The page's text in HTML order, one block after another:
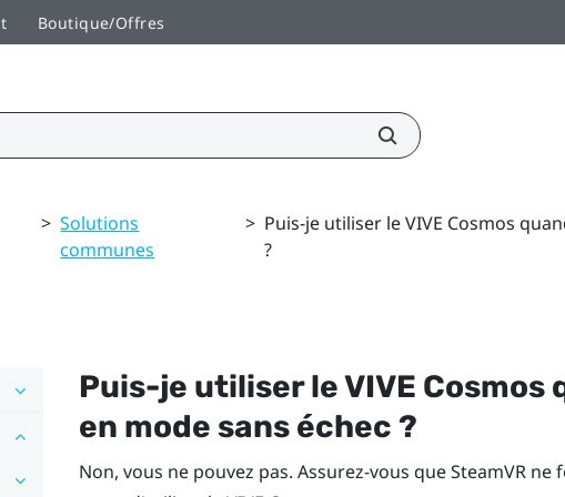
Boutique/Offres
> Solutions
communes
> Puis-je utiliser le VIVE Cosmos
?
Puis-je utiliser leVIVE Cosmos
en mode sans échec ?
Non, vous ne pouvez pas. Assurez-vous queSteamVRne